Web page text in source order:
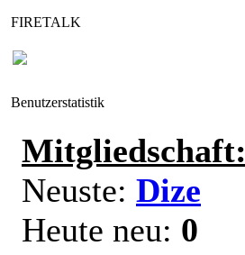
FIRETALK
Benutzerstatistik
Mitgliedschaft:
Neuste: Dize
Heute neu: 0